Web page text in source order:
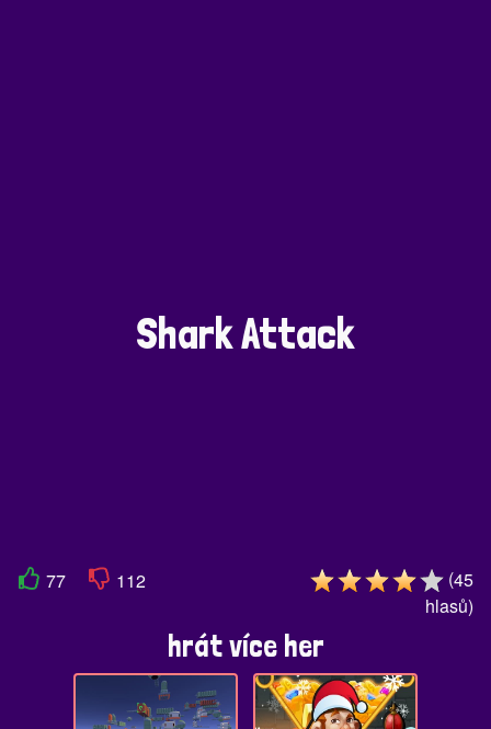
Shark Attack
77 112 (45
hlasů)
hrát více her